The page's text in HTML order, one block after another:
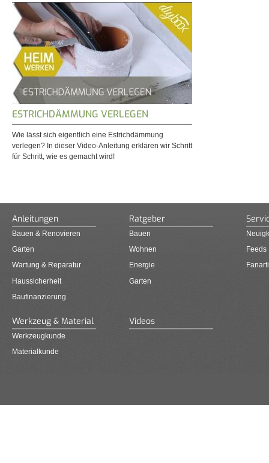
ESTRICHDÄMMUNG VERLEGEN
Wie lässt sich eigentlich eine Estrichdämmung
verlegen? In dieser Video-Anleitung erklären wir Schritt
für Schritt, wie es gemacht wird!
Anleitungen
Bauen & Renovieren
Garten
Wartung & Reparatur
Haussicherheit
Baufinanzierung
Ratgeber
Bauen
Wohnen
Energie
Garten
Feeds
Werkzeug & Material
Werkzeugkunde
Materialkunde
Videos